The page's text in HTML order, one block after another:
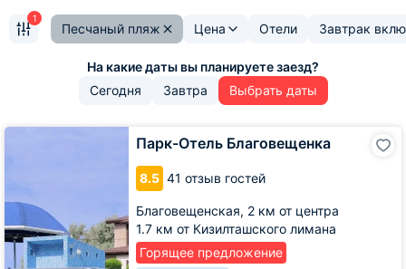
Песчаный пляж Цена Отели Завтрак
1
Сегодня Завтра Выбрать даты
Парк-Отель Благовещенка
8.5 41 отзыв гостей
Благовещенская, 2 км от центра
1.7 км от Кизилташского лимана
Горящее предложение
Парк-